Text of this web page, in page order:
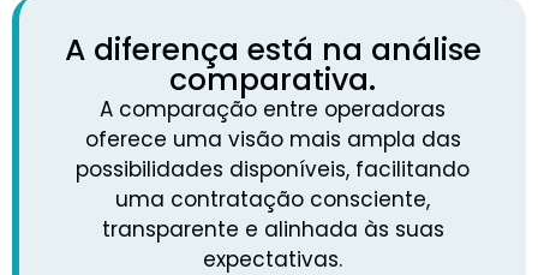
A diferença está na análise
comparativa.
A comparação entre operadoras
oferece uma visão mais ampla das
possibilidades disponíveis, facilitando
uma contratação consciente,
transparente e alinhada às suas
expectativas.